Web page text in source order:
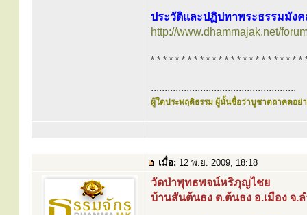
ประวัติและปฏิปทาพระธรรมมัง
http://www.dhammajak.net/
* * * * * * * * * * * * * * * * * * * * * * * * *
.....................................................
ผู้ใดประพฤติธรรม ผู้นั้นชื่อว่าบูชาตถาคตอย่า
เมื่อ: 12 พ.ย. 2009, 18:18
วัดป่าพุทธพจน์หริภุญไชย
บ้านสันต้นธง ต.ต้นธง อ.เมือง จ.